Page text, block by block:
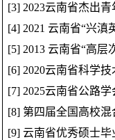
[3] 2023云南省杰出
[4] 2021 云南省“兴滇
[5] 2013 云南省“高层
[6] 2020云南省科学
[7] 2025云南省公路
[8] 第四届全国高校
[9] 云南省优秀硕士